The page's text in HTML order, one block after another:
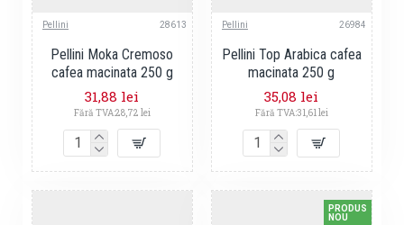
Pellini 28613
Pellini Moka Cremoso
cafea macinata 250 g
31,88 lei
Fără TVA:28,72 lei
Pellini 26984
Pellini Top Arabica cafea
macinata 250 g
35,08 lei
Fără TVA:31,61 lei
PRODUS
NOU